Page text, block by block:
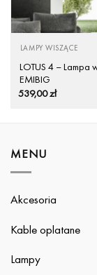
LAMPY WISZĄCE
LOTUS 4 – Lampa
EMIBIG
539,00zł
MENU
Akcesoria
Kable oplatane
Lampy